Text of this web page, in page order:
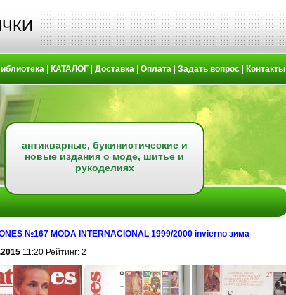
КАТАЛОГ Доставка Оплата Задать вопрос Контакты
антикварные, букинистические и
новые издания о моде, шитье и
рукоделиях
№167 MODA INTERNACIONAL 1999/2000 invierno зима
11:20 Рейтинг: 2